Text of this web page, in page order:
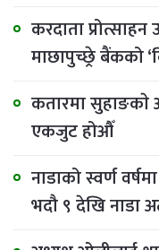
करदाता
माछापुच्छ्रे बैंकको
कतारमा सुहाङकाे
एकजुट होऔँ
नाडाको स्वर्ण
भदौ ९ देखि नाडा